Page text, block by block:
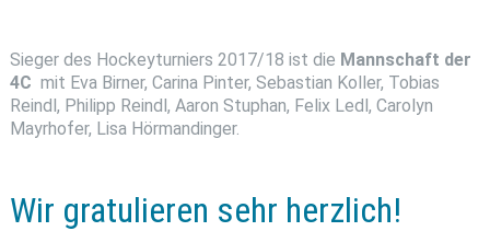
Sieger des Hockeyturniers 2017/18 ist die Mannschaft der
4C mit Eva Birner, Carina Pinter, Sebastian Koller, Tobias
Reindl, Philipp Reindl, Aaron Stuphan, Felix Ledl, Carolyn
Mayrhofer, Lisa Hörmandinger.
Wir gratulieren sehr herzlich!